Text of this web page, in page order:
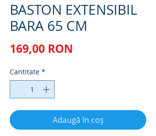
BASTON EXTENSIBIL
BARA 65 CM
169,00 RON
Cantitate *
Adaugă în coș